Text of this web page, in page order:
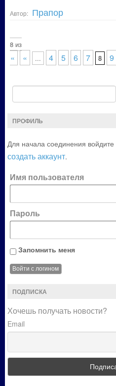
Автор: Прапор
8 из
«« « ... 4 5 6 7 8 9
ПРОФИЛЬ
Для начала соединения
создать аккаунт.
Имя пользователя
Пароль
Запомнить меня
ПОДПИСКА
Хочешь получать новости?
Email